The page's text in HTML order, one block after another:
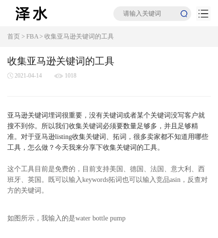
首页 > FBA> 收集亚马逊关键词的工具
收集亚马逊关键词的工具
2021-04-14 1018
亚马逊关键词埋词很重要，没有关键词或者某个关键词没写客户就
搜不到你。所以我们收集关键词必须要数量足够多，并且足够精
准。对于亚马逊listing收集关键词、拓词，很多卖家都不知道用哪些
工具，怎么做？今天我来分享下收集关键词的工具。
这个工具目前是免费的，目前支持美国、德国、法国、意大利、西
班牙、英国。既可以输入keywords拓词也可以输入竞品asin，反查对
方的关键词。
如图所示，我输入的是water bottle pump